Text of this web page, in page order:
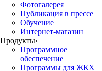
Фотогалерея
Публикация в прессе
Обучение
Интернет-магазин
Продукты›
Программное
обеспечение
Программы для ЖКХ